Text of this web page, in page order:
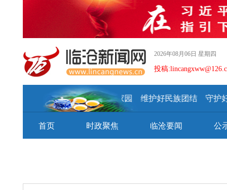
2026年08月06日 星期四
投稿
建设好美丽家园 维护好民族团结 守护好神圣国
首页 时政聚焦 临沧要闻 公